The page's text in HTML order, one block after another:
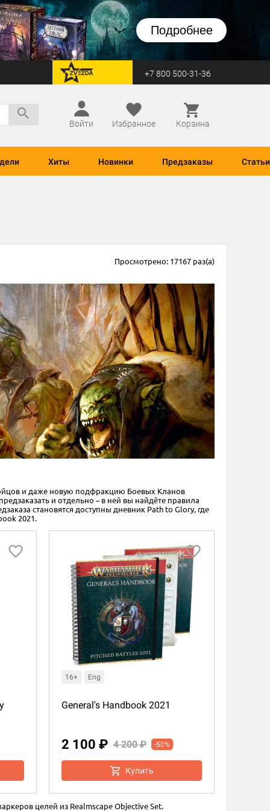
Подробнее
перейти на Zvezda +7 800 500-31-36
Войти Избранное Корзина
Хиты Новинки Предзаказы Статьи
Просмотрено: 17167 раз(а)
и даже новую подфракцию Боевых Кланов
и отдельно – в ней вы найдёте правила
становятся доступны дневник Path to Glory, где
2021.
16+ Eng
General's Handbook 2021
2 100 ₽ 4 200 ₽ -50%
Купить
целей из Realmscape Objective Set.